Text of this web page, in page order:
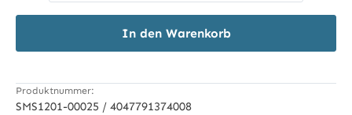
In den Warenkorb
Produktnummer:
SMS1201-00025 / 4047791374008